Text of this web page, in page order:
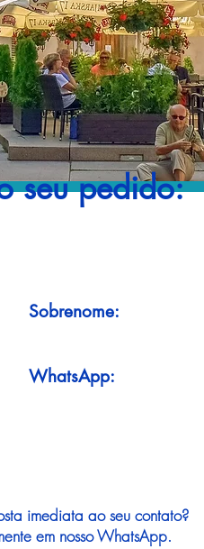
seu pedido:
Sobrenome:
WhatsApp:
imediata ao seu contato?
em nosso WhatsApp.